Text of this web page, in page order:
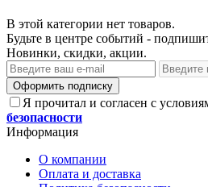
В этой категории нет товаров.
Будьте в центре событий -
Новинки, скидки, акции.
Оформить подписку
Я прочитал и согласен с
безопасности
Информация
О компании
Оплата и доставка